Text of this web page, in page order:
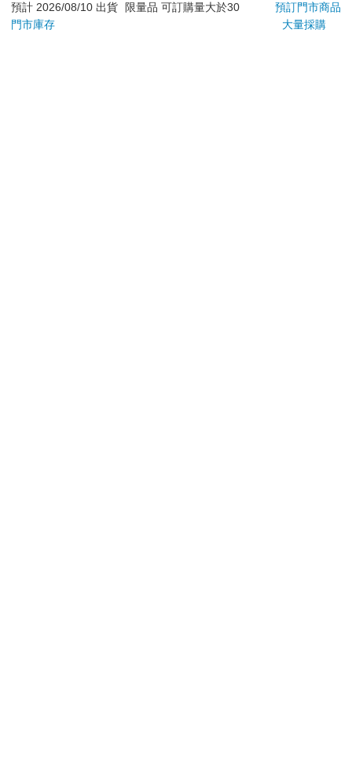
肩/手肘通用) 無線充電
加熱護膝 智能震動護
1290 特價 690 元 特價 35 元
flap
9 折
預計 2026/08/10 出貨 限量品 可訂購量大於30
預訂門市商品
門市庫存
大量採購